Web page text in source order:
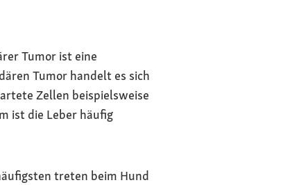
Tumor ist eine
Tumor handelt es sich
Zellen beispielsweise
ist die Leber häufig
treten beim Hund